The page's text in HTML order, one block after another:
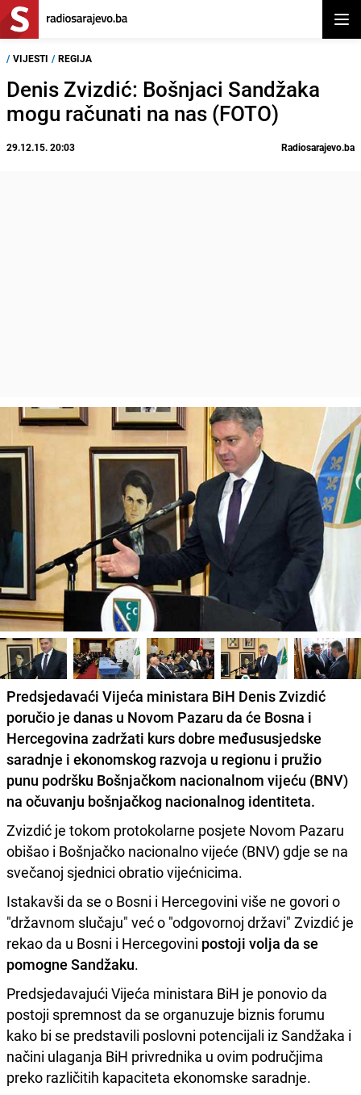
/ VIJESTI / REGIJA
Denis Zvizdić: Bošnjaci Sandžaka
mogu računati na nas (FOTO)
29.12.15. 20:03 Radiosarajevo.ba
Predsjedavaći Vijeća ministara BiH Denis Zvizdić
poručio je danas u Novom Pazaru da će Bosna i
Hercegovina zadržati kurs dobre međususjedske
saradnje i ekonomskog razvoja u regionu i pružio
punu podršku Bošnjačkom nacionalnom vijeću (BNV)
na očuvanju bošnjačkog nacionalnog identiteta.
Zvizdić je tokom protokolarne posjete Novom Pazaru
obišao i Bošnjačko nacionalno vijeće (BNV) gdje se na
svečanoj sjednici obratio vijećnicima.
Istakavši da se o Bosni i Hercegovini više ne govori o
"državnom slučaju" već o "odgovornoj državi" Zvizdić je
rekao da u Bosni i Hercegovini postoji volja da se
pomogne Sandžaku.
Predsjedavajući Vijeća ministara BiH je ponovio da
postoji spremnost da se organuzuje biznis forumu
kako bi se predstavili poslovni potencijali iz Sandžaka i
načini ulaganja BiH privrednika u ovim područjima
preko različitih kapaciteta ekonomske saradnje.